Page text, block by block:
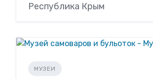
Республика Крым
МУЗЕИ